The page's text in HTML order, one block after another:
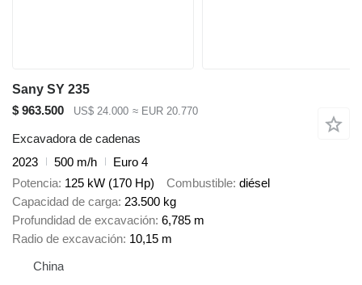
Sany SY 235
$ 963.500
US$ 24.000 ≈ EUR 20.770
Excavadora de cadenas
2023
500 m/h
Euro 4
Potencia 125 kW (170 Hp) Combustible diésel
Capacidad de carga 23.500 kg
Profundidad de excavación 6,785 m
Radio de excavación 10,15 m
China